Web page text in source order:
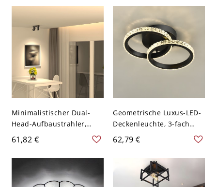
Silber 110V-120V Rund
mattierter Glasschale -
110V-120V Dunkelbraun
Klein
Minimalistischer Dual-
Head-Aufbaustrahler,
verstellbare, gerichtete
LED-Deckenleuchte -
Schwarz Weißlicht 110V-
61,82 €
Geometrische Luxus-LED-
Deckenleuchte, 3-fach
farbverstellbar,
kristalltexturierte Leuchte
- Schwarz 110V-120V Ring
Dreistufiges Dimmen
62,79 €